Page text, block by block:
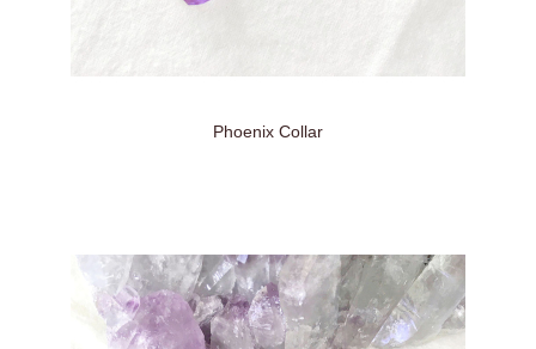
Phoenix Collar